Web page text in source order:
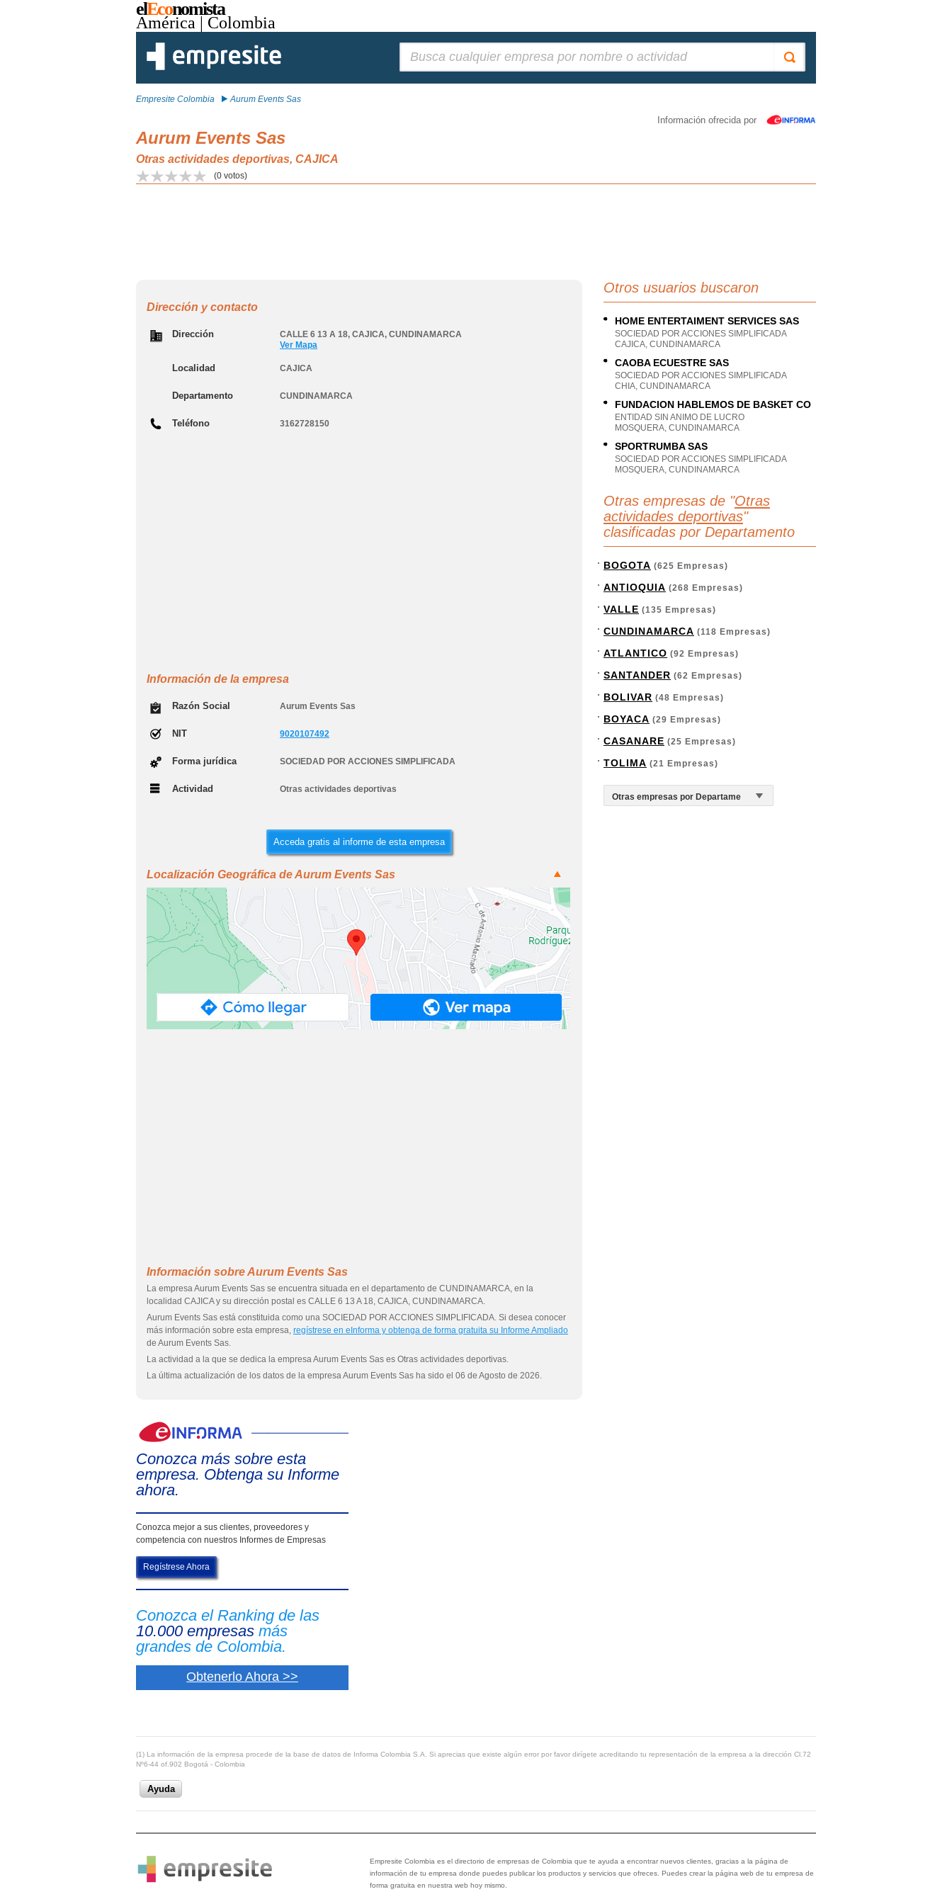
elEconomista
América | Colombia
Empresite Colombia Aurum Events Sas
Información ofrecida por
Aurum Events Sas
Otras actividades deportivas, CAJICA
(0 votos)
Dirección y contacto
Dirección CALLE 6 13 A 18, CAJICA, CUNDINAMARCA
Ver Mapa
Localidad CAJICA
Departamento CUNDINAMARCA
Teléfono 3162728150
Información de la empresa
Razón Social Aurum Events Sas
NIT 9020107492
Forma jurídica SOCIEDAD POR ACCIONES SIMPLIFICADA
Actividad Otras actividades deportivas
Acceda gratis al informe de esta empresa
Localización Geográfica de Aurum Events Sas
Información sobre Aurum Events Sas
La empresa Aurum Events Sas se encuentra situada en el departamento de CUNDINAMARCA, en la
localidad CAJICA y su dirección postal es CALLE 6 13 A 18, CAJICA, CUNDINAMARCA.
Aurum Events Sas está constituida como una SOCIEDAD POR ACCIONES SIMPLIFICADA. Si desea conocer
más información sobre esta empresa, regístrese en eInforma y obtenga de forma gratuita su Informe Ampliado
de Aurum Events Sas.
La actividad a la que se dedica la empresa Aurum Events Sas es Otras actividades deportivas.
La última actualización de los datos de la empresa Aurum Events Sas ha sido el 06 de Agosto de 2026.
Conozca más sobre esta
empresa. Obtenga su Informe
ahora.
Conozca mejor a sus clientes, proveedores y
competencia con nuestros Informes de Empresas
Regístrese Ahora
Conozca el Ranking de las
10.000 empresas más
grandes de Colombia.
Obtenerlo Ahora >>
Otros usuarios buscaron
HOME ENTERTAIMENT SERVICES SAS
SOCIEDAD POR ACCIONES SIMPLIFICADA
CAJICA, CUNDINAMARCA
CAOBA ECUESTRE SAS
SOCIEDAD POR ACCIONES SIMPLIFICADA
CHIA, CUNDINAMARCA
FUNDACION HABLEMOS DE BASKET CO
ENTIDAD SIN ANIMO DE LUCRO
MOSQUERA, CUNDINAMARCA
SPORTRUMBA SAS
SOCIEDAD POR ACCIONES SIMPLIFICADA
MOSQUERA, CUNDINAMARCA
Otras empresas de "Otras
actividades deportivas"
clasificadas por Departamento
BOGOTA (625 Empresas)
ANTIOQUIA (268 Empresas)
VALLE (135 Empresas)
CUNDINAMARCA (118 Empresas)
ATLANTICO (92 Empresas)
SANTANDER (62 Empresas)
BOLIVAR (48 Empresas)
BOYACA (29 Empresas)
CASANARE (25 Empresas)
TOLIMA (21 Empresas)
(1) La información de la empresa procede de la base de datos de Informa Colombia S.A. Si aprecias que existe algún error por favor dirígete acreditando tu representación de la empresa a la dirección Cl.72
Nº6-44 of.902 Bogotá - Colombia
Ayuda
Empresite Colombia es el directorio de empresas de Colombia que te ayuda a encontrar nuevos clientes, gracias a la página de
información de tu empresa donde puedes publicar los productos y servicios que ofreces. Puedes crear la página web de tu empresa de
forma gratuita en nuestra web hoy mismo.